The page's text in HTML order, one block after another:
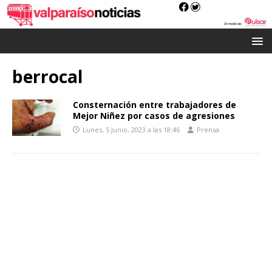
berrocal
Consternación entre trabajadores de
Mejor Niñez por casos de agresiones
Lunes, 5 Junio, 2023 a las 18:46 Prensa